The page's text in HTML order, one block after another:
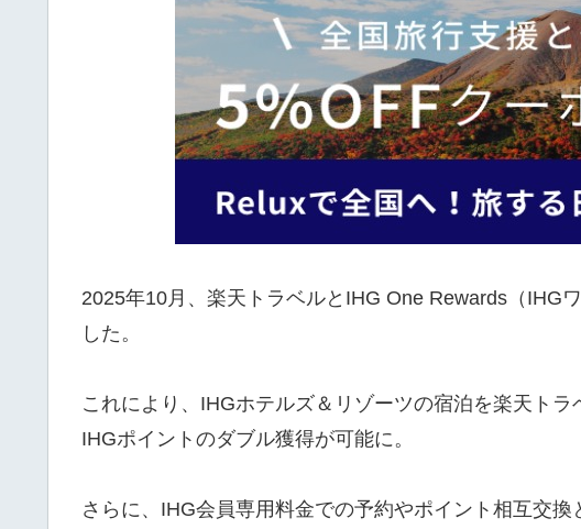
2025年10月、楽天トラベルとIHG One Rewards（IHG
した。
これにより、IHGホテルズ＆リゾーツの宿泊を楽天ト
IHGポイントのダブル獲得が可能に。
さらに、IHG会員専用料金での予約やポイント相互交換